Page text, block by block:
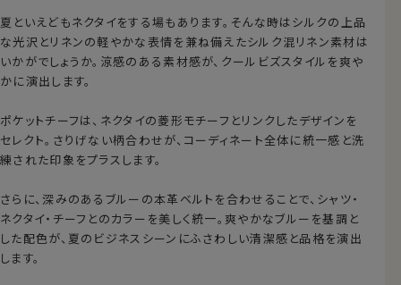
夏といえどもネクタイをする場もあります。そんな時はシルクの上品
な光沢とリネンの軽やかな表情を兼ね備えたシルク混リネン素材は
いかがでしょうか。涼感のある素材感が、クールビズスタイルを爽や
かに演出します。
ポケットチーフは、ネクタイの菱形モチーフとリンクしたデザインを
セレクト。さりげない柄合わせが、コーディネート全体に統一感と洗
練された印象をプラスします。
さらに、深みのあるブルーの本革ベルトを合わせることで、シャツ・
ネクタイ・チーフとのカラーを美しく統一。爽やかなブルーを基調と
した配色が、夏のビジネスシーンにふさわしい清潔感と品格を演出
します。